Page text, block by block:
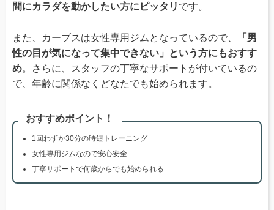
間にカラダを動かしたい方にピッタリ です。
また、カーブスは女性専用ジムとなっているので、
「男
性の目が気になって集中できない」という方にもおすす
め。さらに、スタッフの丁寧なサポートが付いているの
で、年齢に関係なくどなたでも始められます。
おすすめポイント！
1回わずか30分の時短トレーニング
女性専用ジムなので安心安全
丁寧サポートで何歳からでも始められる